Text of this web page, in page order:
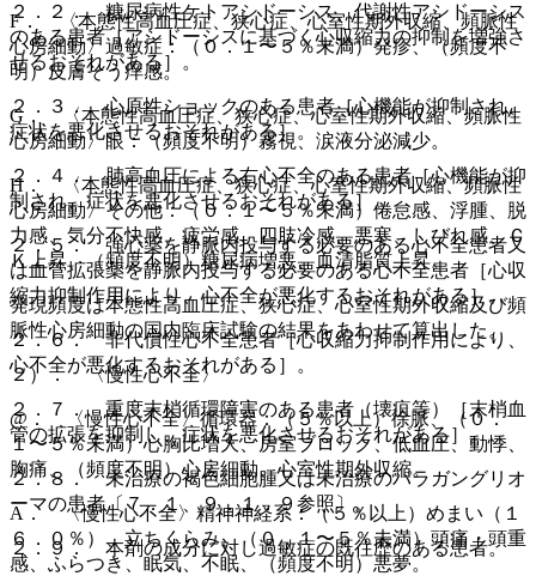
２．２． 糖尿病性ケトアシドーシス、代謝性アシドーシス
のある患者［アシドーシスに基づく心収縮力の抑制を増強さ
せるおそれがある］。
２．３． 心原性ショックのある患者［心機能が抑制され、
症状を悪化させるおそれがある］。
２．４． 肺高血圧による右心不全のある患者［心機能が抑
制され、症状を悪化させるおそれがある］。
２．５． 強心薬を静脈内投与する必要のある心不全患者又
は血管拡張薬を静脈内投与する必要のある心不全患者［心収
縮力抑制作用により、心不全が悪化するおそれがある］。
２．６． 非代償性心不全患者［心収縮力抑制作用により、
心不全が悪化するおそれがある］。
２．７． 重度末梢循環障害のある患者（壊疽等）［末梢血
管の拡張を抑制し、症状を悪化させるおそれがある］。
２．８． 未治療の褐色細胞腫又は未治療のパラガングリオ
ーマの患者〔７．１、９．１．９参照〕。
２．９． 本剤の成分に対し過敏症の既往歴のある患者。
F． 〈本態性高血圧症、狭心症、心室性期外収縮、頻脈性
心房細動〉過敏症：（０．１〜５％未満）発疹、（頻度不
明）皮膚そう痒感。
G． 〈本態性高血圧症、狭心症、心室性期外収縮、頻脈性
心房細動〉眼：（頻度不明）霧視、涙液分泌減少。
H． 〈本態性高血圧症、狭心症、心室性期外収縮、頻脈性
心房細動〉その他：（０．１〜５％未満）倦怠感、浮腫、脱
力感、気分不快感、疲労感、四肢冷感、悪寒、しびれ感、Ｃ
Ｋ上昇、（頻度不明）糖尿病増悪、血清脂質上昇。
発現頻度は本態性高血圧症、狭心症、心室性期外収縮及び頻
脈性心房細動の国内臨床試験の結果をあわせて算出した。
２）． 〈慢性心不全〉
@． 〈慢性心不全〉循環器：（５％以上）徐脈、（０．
１〜５％未満）心胸比増大、房室ブロック、低血圧、動悸、
胸痛、（頻度不明）心房細動、心室性期外収縮。
A． 〈慢性心不全〉精神神経系：（５％以上）めまい（１
６．０％）、立ちくらみ、（０．１〜５％未満）頭痛・頭重
感、ふらつき、眠気、不眠、（頻度不明）悪夢。